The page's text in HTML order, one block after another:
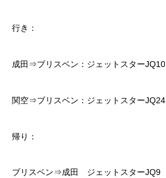
行き：
成田⇒ブリスベン：ジェットスターJQ10
関空⇒ブリスベン：ジェットスターJQ24
帰り：
ブリスベン⇒成田 ジェットスターJQ9